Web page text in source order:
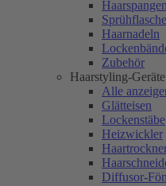
Haarnadeln
Zubehör
Haarstyling-Geräte
Alle
Glätteisen
Lockenstäbe
Heizwickler
Diffusor-Fön